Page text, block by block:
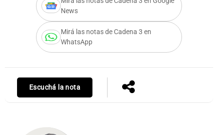
News
Mirá las notas de Cadena 3 en
WhatsApp
Escuchá la nota